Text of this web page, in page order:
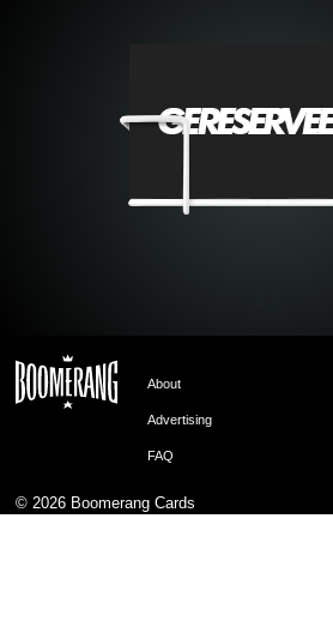
About
Advertising
FAQ
© 2026 Boomerang Cards